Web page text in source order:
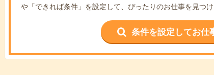
や「できれば条件」を設定して、ぴったりのお仕事を見つ
条件を設定してお仕